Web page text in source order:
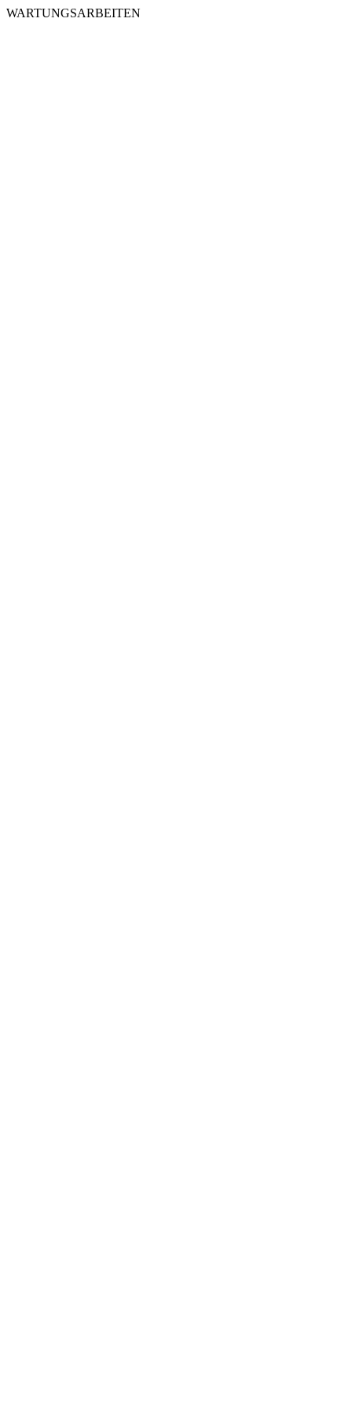
WARTUNGSARBEITEN